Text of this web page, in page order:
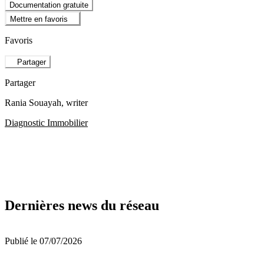
Documentation gratuite
Mettre en favoris
Favoris
Partager
Partager
Rania Souayah, writer
Diagnostic Immobilier
Dernières news du réseau
Publié le 07/07/2026